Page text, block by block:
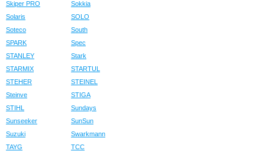
Skiper PRO
Sokkia
Solaris
SOLO
Soteco
South
SPARK
Spec
STANLEY
Stark
STARMIX
STARTUL
STEHER
STEINEL
Steinve
STIGA
STIHL
Sundays
Sunseeker
SunSun
Suzuki
Swarkmann
TAYG
TCC